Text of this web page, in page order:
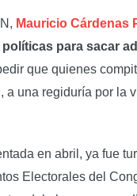
Mauricio Cárdenas
para sacar
que quienes
a una regiduría por la
en abril, ya fue
Electorales del